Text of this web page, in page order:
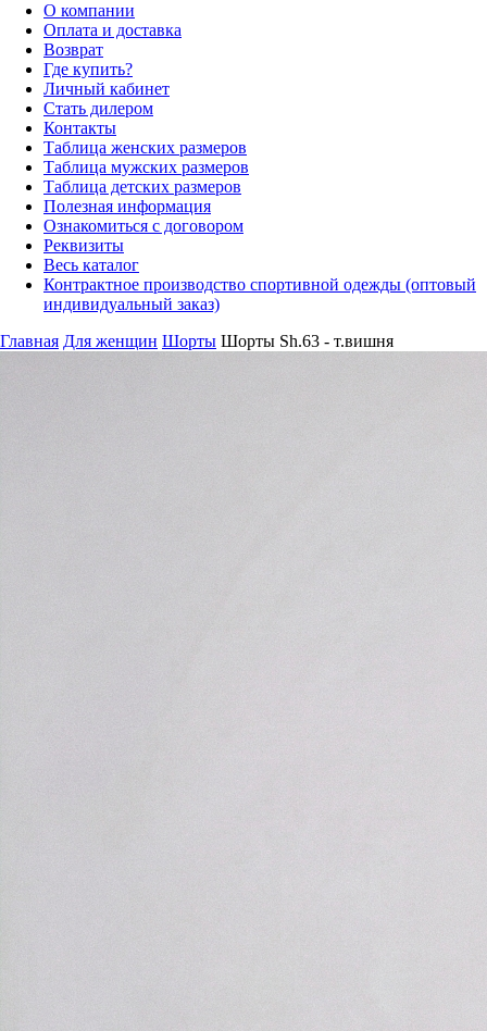
О компании
Оплата и доставка
Возврат
Где купить?
Личный кабинет
Стать дилером
Контакты
Таблица женских размеров
Таблица мужских размеров
Таблица детских размеров
Полезная информация
Ознакомиться с договором
Реквизиты
Весь каталог
Контрактное производство спортивной одежды (оптовый
индивидуальный заказ)
Главная Для женщин Шорты Шорты Sh.63 - т.вишня